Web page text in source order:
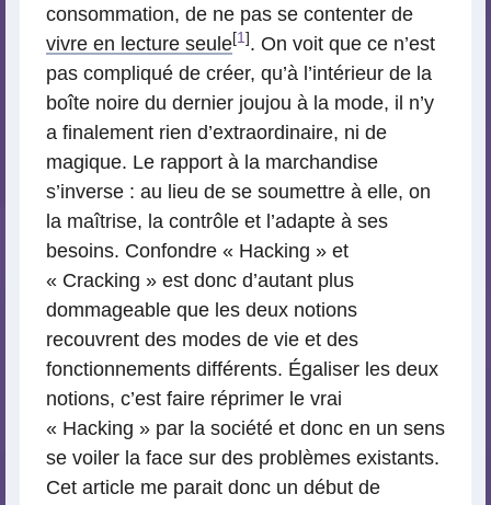
consommation, de ne pas se contenter de
vivre en lecture seule[1] . On voit que ce n’est
pas compliqué de créer, qu’à l’intérieur de la
boîte noire du dernier joujou à la mode, il n’y
a finalement rien d’extraordinaire, ni de
magique. Le rapport à la marchandise
s’inverse : au lieu de se soumettre à elle, on
la maîtrise, la contrôle et l’adapte à ses
besoins. Confondre « Hacking » et
« Cracking » est donc d’autant plus
dommageable que les deux notions
recouvrent des modes de vie et des
fonctionnements différents. Égaliser les deux
notions, c’est faire réprimer le vrai
« Hacking » par la société et donc en un sens
se voiler la face sur des problèmes existants.
Cet article me parait donc un début de